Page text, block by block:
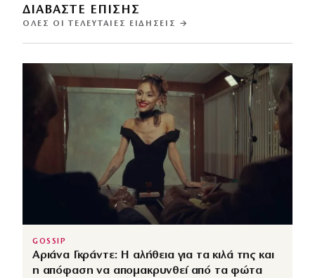
ΔΙΑΒΑΣΤΕ ΕΠΙΣΗΣ
ΌΛΕΣ ΟΙ ΤΕΛΕΥΤΑΊΕΣ ΕΙΔΉΣΕΙΣ →
GOSSIP
Αριάνα Γκράντε: Η αλήθεια για τα κιλά της και
η απόφαση να απομακρυνθεί από τα φώτα